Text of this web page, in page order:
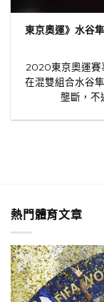
東京奧運》水谷
2020東京奧運賽
在混雙組合水谷
壟斷，不
熱門體育文章